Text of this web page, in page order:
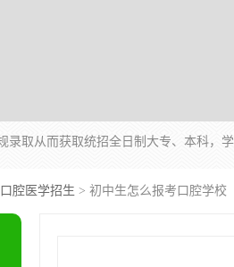
口腔医学招生 > 初中生怎么报考口腔学校